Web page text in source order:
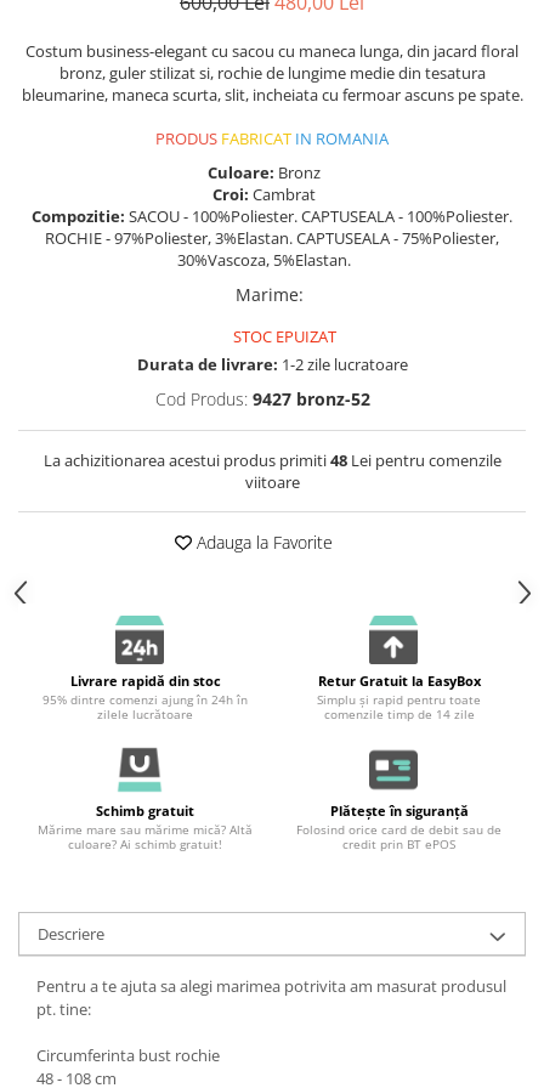
Costum business-elegant cu sacou cu maneca lunga, din jacard floral
bronz, guler stilizat si, rochie de lungime medie din tesatura
bleumarine, maneca scurta, slit, incheiata cu fermoar ascuns pe spate.
PRODUS FABRICAT IN ROMANIA
Culoare: Bronz
Croi: Cambrat
Compozitie: SACOU - 100%Poliester. CAPTUSEALA - 100%Poliester.
ROCHIE - 97%Poliester, 3%Elastan. CAPTUSEALA - 75%Poliester,
30%Vascoza, 5%Elastan.
Marime:
STOC EPUIZAT
Durata de livrare: 1-2 zile lucratoare
Cod Produs: 9427 bronz-52
La achizitionarea acestui produs primiti48Lei pentru comenzile
viitoare
Adauga la Favorite
Livrare rapidă din stoc
95% dintre comenzi ajung în 24h în
zilele lucrătoare
Retur Gratuit la EasyBox
Simplu și rapid pentru toate
comenzile timp de 14 zile
Schimb gratuit
Mărime mare sau mărime mică? Altă
culoare? Ai schimb gratuit!
Plătește în siguranță
Folosind orice card de debit sau de
credit prin BT ePOS
Descriere
Pentru a te ajuta sa alegi marimea potrivita am masurat produsul
pt. tine:
Circumferinta bust rochie
48 - 108 cm